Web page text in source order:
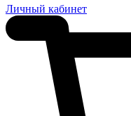
Личный кабинет